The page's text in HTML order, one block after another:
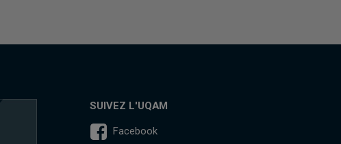
SUIVEZ L'UQAM
Facebook